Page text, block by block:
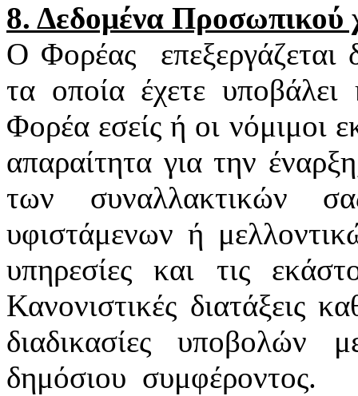
8. Δεδομένα Προσωπικού
Ο Φορέας
τα οποία έχετε
Φορέα εσείς ή οι νόμιμοι
απαραίτητα για την
των συναλλακτικών
υφιστάμενων ή
υπηρεσίες και τις
Κανονιστικές διατάξεις
διαδικασίες
δημόσιου συμφέροντος.